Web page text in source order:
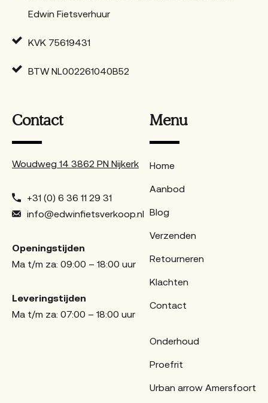
Edwin Fietsverhuur
KVK 75619431
BTW NL002261040B52
Contact
Woudweg 14 3862 PN Nijkerk
+31 (0) 6 36 11 29 31
info@edwinfietsverkoop.nl
Openingstijden
Ma t/m za: 09:00 – 18:00 uur
Leveringstijden
Ma t/m za: 07:00 – 18:00 uur
Menu
Home
Aanbod
Blog
Verzenden
Retourneren
Klachten
Contact
Onderhoud
Proefrit
Urban arrow Amersfoort